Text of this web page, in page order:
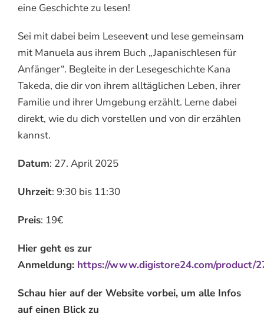
eine Geschichte zu lesen!
Sei mit dabei beim Leseevent und lese gemeinsam
mit Manuela aus ihrem Buch „Japanischlesen für
Anfänger“. Begleite in der Lesegeschichte Kana
Takeda, die dir von ihrem alltäglichen Leben, ihrer
Familie und ihrer Umgebung erzählt. Lerne dabei
direkt, wie du dich vorstellen und von dir erzählen
kannst.
Datum: 27. April 2025
Uhrzeit: 9:30 bis 11:30
Preis: 19€
Hier geht es zur
Anmeldung: https://www.digistore24.com/product/
Schau hier auf der Website vorbei, um alle Infos
auf einen Blick zu